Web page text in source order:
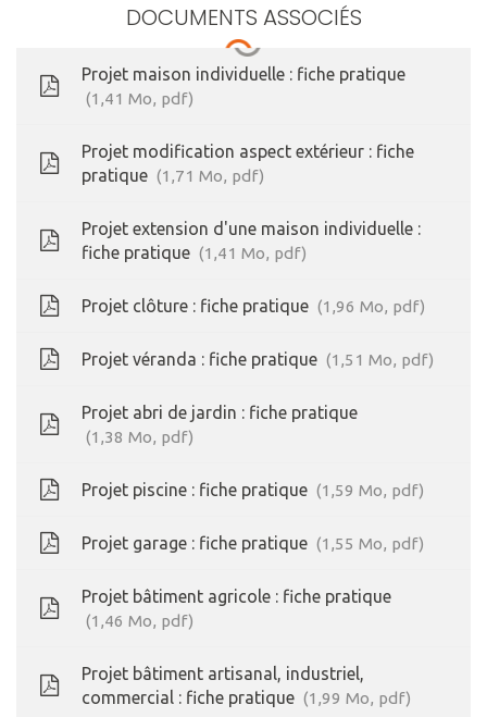
DOCUMENTS ASSOCIÉS
Projet maison individuelle : fiche pratique
1,41 Mo, pdf
Projet modification aspect extérieur : fiche
pratique
1,71 Mo, pdf
Projet extension d'une maison individuelle :
fiche pratique
1,41 Mo, pdf
Projet clôture : fiche pratique 1,96 Mo, pdf
Projet véranda : fiche pratique 1,51 Mo, pdf
Projet abri de jardin : fiche pratique
1,38 Mo, pdf
Projet piscine : fiche pratique 1,59 Mo, pdf
Projet garage : fiche pratique 1,55 Mo, pdf
Projet bâtiment agricole : fiche pratique
1,46 Mo, pdf
Projet bâtiment artisanal, industriel,
commercial : fiche pratique
1,99 Mo, pdf